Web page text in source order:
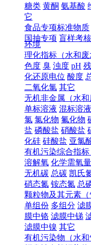
糖类 黄酮 氨基酸
它
食品专项标准物质
国抽专项 盲样考
环境
理化指标（水和废
色度 臭 浊度 pH
化还原电位 酸度
二氧化氯 其它
无机非金属（水和
单标溶液 混标溶液
氯 氯化物 氟化物
盐 磷酸盐 硝酸盐
化硅 硅酸盐 亚氯
有机污染综合指标
溶解氧 化学需氧量
无机碳 总碳 凯氏
硝态氮 铵态氮 总
颗粒物及其元素（
单组份 多组分 滤
膜中铬 滤膜中锑
滤膜中镍 其它
有机污染物（水和